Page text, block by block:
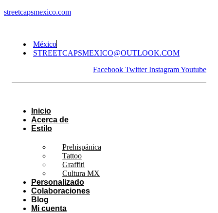
streetcapsmexico.com
México
STREETCAPSMEXICO@OUTLOOK.COM​
Facebook Twitter InstagramYoutube
Inicio
Acerca de
Estilo
Prehispánica
Tattoo
Graffiti
Cultura MX
Personalizado
Colaboraciones
Blog
Mi cuenta